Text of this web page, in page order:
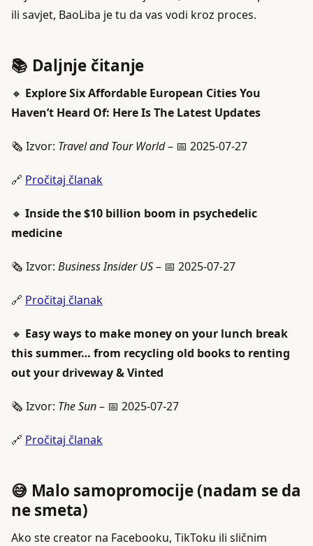
ili savjet, BaoLiba je tu da vas vodi kroz proces.
📚 Daljnje čitanje
🔸 Explore Six Affordable European Cities You
Haven’t Heard Of: Here Is The Latest Updates
🗞️ Izvor: Travel and Tour World– 📅 2025-07-27
🔗 Pročitaj članak
🔸 Inside the $10 billion boom in psychedelic
medicine
🗞️ Izvor: Business Insider US– 📅 2025-07-27
🔗 Pročitaj članak
🔸 Easy ways to make money on your lunch break
this summer… from recycling old books to renting
out your driveway & Vinted
🗞️ Izvor: The Sun– 📅 2025-07-27
🔗 Pročitaj članak
😅 Malo samopromocije (nadam se da
ne smeta)
Ako ste creator na Facebooku, TikToku ili sličnim